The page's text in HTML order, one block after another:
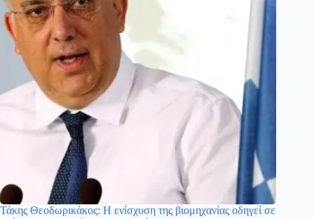
Τάκης Θεοδωρικάκος: Η ενίσχυση της βιομηχανίας οδηγεί σε